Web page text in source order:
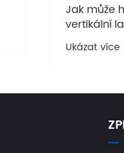
Jak může
vertikální
vodováha
zlepšit
Ukázat více